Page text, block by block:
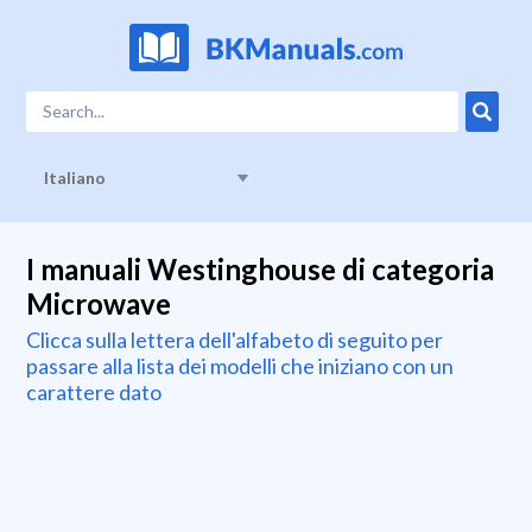
Italiano
I manuali Westinghouse di categoria
Microwave
Clicca sulla lettera dell'alfabeto di seguito per
passare alla lista dei modelli che iniziano con un
carattere dato